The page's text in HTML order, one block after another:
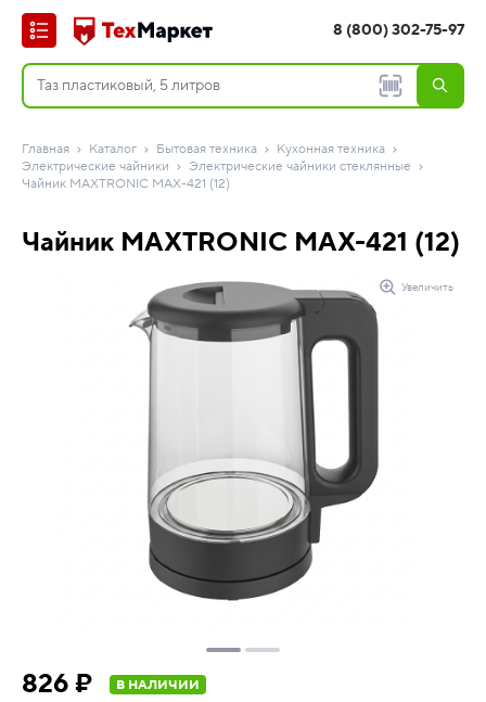
8 (800) 302-75-97
Главная Каталог Бытовая техника
Кухонная техника
Электрические чайники
Электрические чайники стеклянные
Чайник MAXTRONIC MAX-421 (12)
Чайник MAXTRONIC MAX-421 (12)
Увеличить
826 ₽ В НАЛИЧИИ